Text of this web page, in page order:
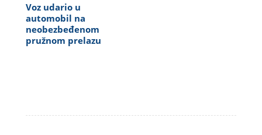
Voz udario u
automobil na
neobezbeđenom
pružnom prelazu